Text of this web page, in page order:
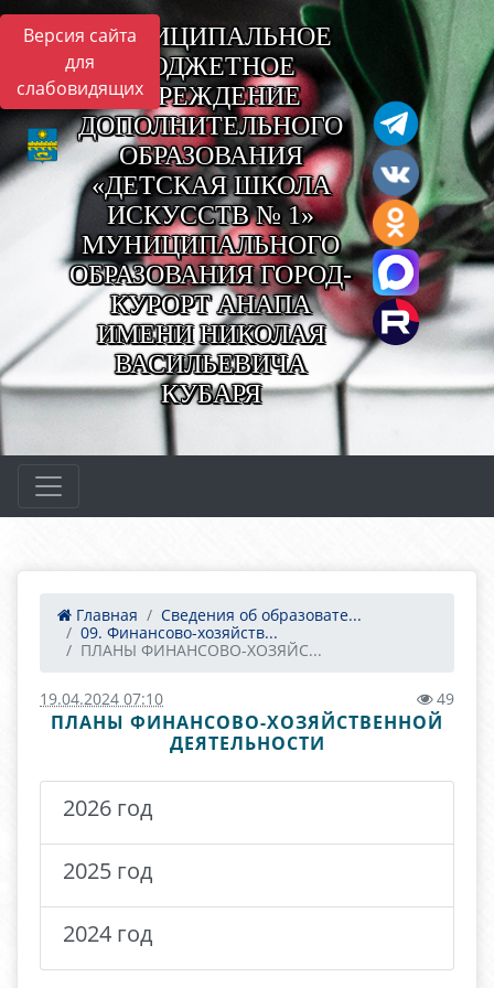
Версия сайта
для
слабовидящих
МУНИЦИПАЛЬНОЕ
БЮДЖЕТНОЕ
УЧРЕЖДЕНИЕ
ДОПОЛНИТЕЛЬНОГО
ОБРАЗОВАНИЯ
«ДЕТСКАЯ ШКОЛА
ИСКУССТВ № 1»
МУНИЦИПАЛЬНОГО
ОБРАЗОВАНИЯ ГОРОД-
КУРОРТ АНАПА
ИМЕНИ НИКОЛАЯ
ВАСИЛЬЕВИЧА
КУБАРЯ
Главная
Сведения об образовате...
09. Финансово-хозяйств...
ПЛАНЫ ФИНАНСОВО-ХОЗЯЙС...
19.04.2024 07:10 49
ПЛАНЫ ФИНАНСОВО-ХОЗЯЙСТВЕННОЙ
ДЕЯТЕЛЬНОСТИ
2026 год
2025 год
2024 год